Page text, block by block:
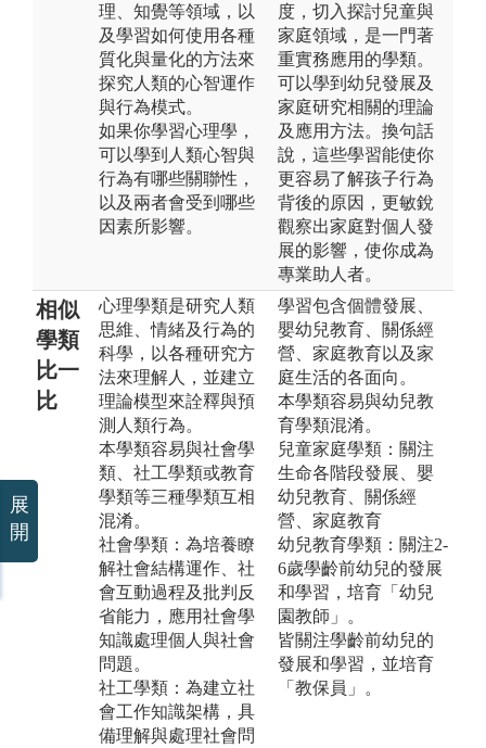
理、知覺等領域，以
及學習如何使用各種
質化與量化的方法來
探究人類的心智運作
與行為模式。
如果你學習心理學，
可以學到人類心智與
行為有哪些關聯性，
以及兩者會受到哪些
因素所影響。
度，切入探討兒童與
家庭領域，是一門著
重實務應用的學類。
可以學到幼兒發展及
家庭研究相關的理論
及應用方法。換句話
說，這些學習能使你
更容易了解孩子行為
背後的原因，更敏銳
觀察出家庭對個人發
展的影響，使你成為
專業助人者。
相似
學類
比一
比
心理學類是研究人類
思維、情緒及行為的
科學，以各種研究方
法來理解人，並建立
理論模型來詮釋與預
測人類行為。
本學類容易與社會學
類、社工學類或教育
學類等三種學類互相
混淆。
社會學類：為培養瞭
解社會結構運作、社
會互動過程及批判反
省能力，應用社會學
知識處理個人與社會
問題。
社工學類：為建立社
會工作知識架構，具
備理解與處理社會問
學習包含個體發展、
嬰幼兒教育、關係經
營、家庭教育以及家
庭生活的各面向。
本學類容易與幼兒教
育學類混淆。
兒童家庭學類：關注
生命各階段發展、嬰
幼兒教育、關係經
營、家庭教育
幼兒教育學類：關注2-
6歲學齡前幼兒的發展
和學習，培育「幼兒
園教師」。
皆關注學齡前幼兒的
發展和學習，並培育
「教保員」。
展
開